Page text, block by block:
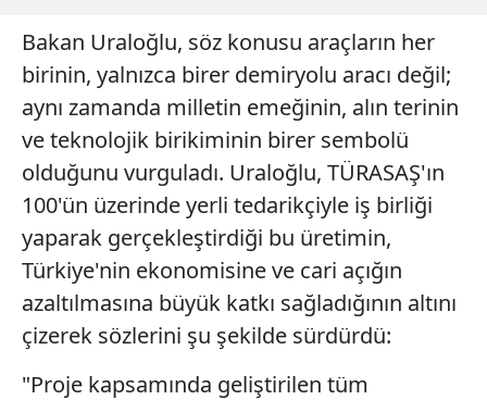
Bakan Uraloğlu, söz konusu araçların her
birinin, yalnızca birer demiryolu aracı değil;
aynı zamanda milletin emeğinin, alın terinin
ve teknolojik birikiminin birer sembolü
olduğunu vurguladı. Uraloğlu, TÜRASAŞ'ın
100'ün üzerinde yerli tedarikçiyle iş birliği
yaparak gerçekleştirdiği bu üretimin,
Türkiye'nin ekonomisine ve cari açığın
azaltılmasına büyük katkı sağladığının altını
çizerek sözlerini şu şekilde sürdürdü:
"Proje kapsamında geliştirilen tüm